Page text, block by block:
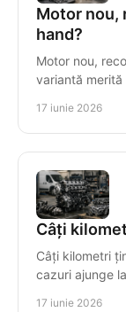
Motor nou,
hand?
Motor nou,
variantă
17 iunie 2026
Câți
Câți kilometri
cazuri ajunge
17 iunie 2026